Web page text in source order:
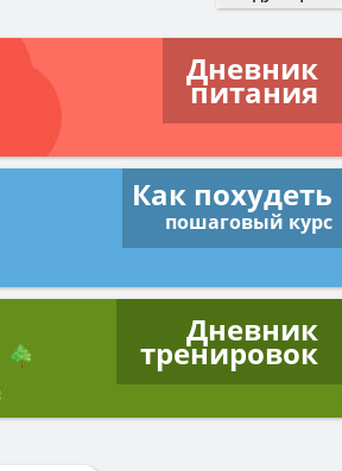
Дневник
питания
Как похудеть
пошаговый курс
Дневник
тренировок